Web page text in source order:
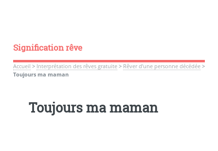
Signification rêve
Accueil > Interprétation des rêves gratuite> Rêver d’une personne décédée>
Toujours ma maman
Toujours ma maman